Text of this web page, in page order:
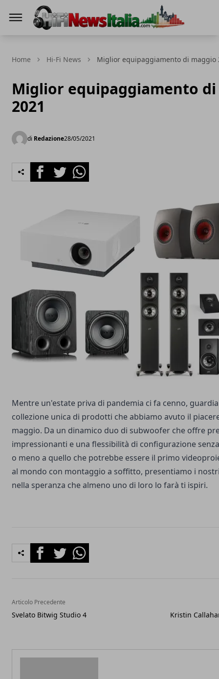
Home Hi-Fi News Miglior equipaggiamento di maggio
Miglior equipaggiamento
2021
di Redazione28/05/2021
FacebookTwitterWhatsapp
Mentre un'estate priva di pandemia ci fa cenno,
collezione unica di prodotti che abbiamo avuto il
maggio. Da un dinamico duo di subwoofer che offre
impressionanti e una flessibilità di configurazione
o meno a quello che potrebbe essere il primo
al mondo con montaggio a soffitto, presentiamo i
nella speranza che almeno uno di loro lo farà ti ispiri.
FacebookTwitterWhatsapp
Articolo Precedente
Svelato Bitwig Studio 4 Kristin